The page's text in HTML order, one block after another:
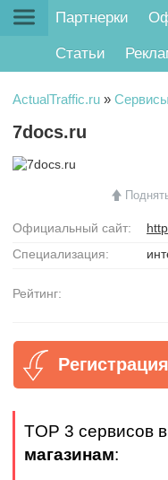
Партнерки
Статьи
ActualTraffic.ru » Сервисы
7docs.ru
Официальный сайт:
Специализация:
Рейтинг:
TOP 3 сервисов
магазинам: